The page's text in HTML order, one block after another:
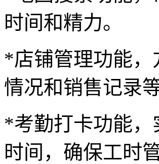
时间和精力。
*店铺管理功能，
情况和销售记录
*考勤打卡功能，
时间，确保工时